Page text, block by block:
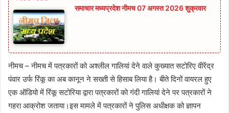
समाचार मध्यप्रदेश नीमच 07 अगस्त 2026 शुक्रवार
नीमच – नीमच में पत्रकारों को अश्लील गालियां देने वाले कुख्यात सटोरिए वीरेंद्र
पंवार उर्फ रिंकू का अब कानून ने सख्ती से हिसाब लिया है। बीते दिनों वायरल हुए
एक ऑडियो में रिंकू सटोरिया द्वारा पत्रकारों को गंदी गालियां देने पर पत्रकारों ने
गहरा आक्रोश जताया।इस मामले में पत्रकारों ने पुलिस अधीक्षक को ज्ञापन